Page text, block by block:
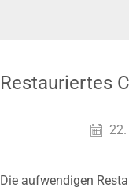
Restauriertes
Die aufwendigen